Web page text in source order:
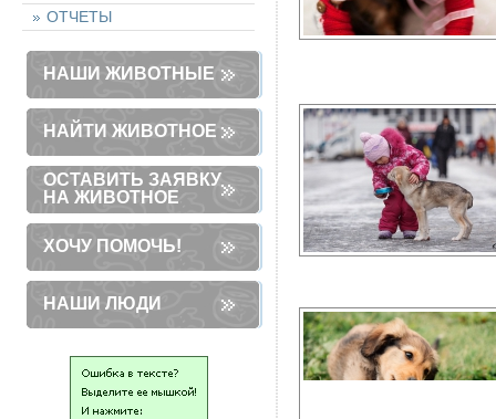
ОТЧЕТЫ
НАШИ ЖИВОТНЫЕ
НАЙТИ ЖИВОТНОЕ
ОСТАВИТЬ ЗАЯВКУ
НА ЖИВОТНОЕ
ХОЧУ ПОМОЧЬ!
НАШИ ЛЮДИ